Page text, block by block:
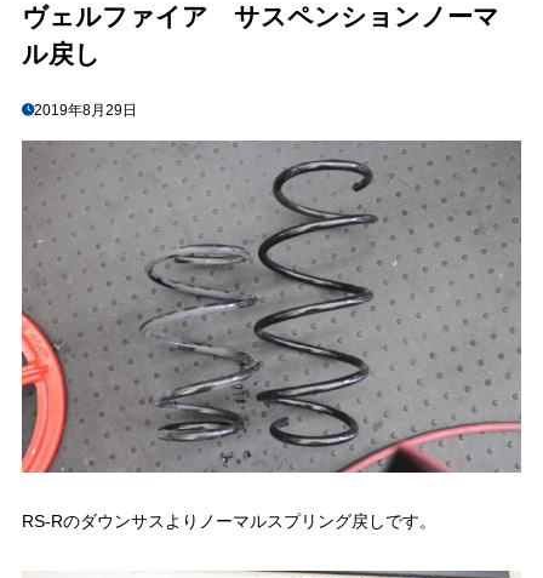
ヴェルファイア サスペンションノーマ
ル戻し
2019年8月29日
RS-Rのダウンサスよりノーマルスプリング戻しです。